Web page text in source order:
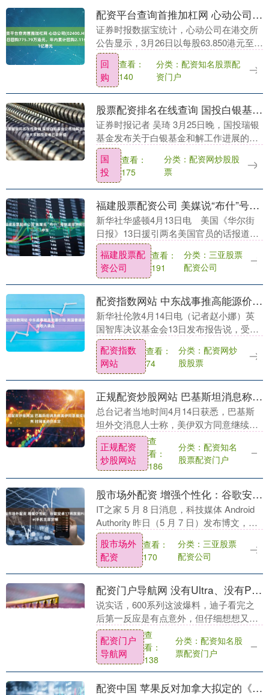
配资平台查询首推加杠网 心动公司(02400.HK)3月26日回购775.79万港元，年内累计回购2.11亿港元
证券时报数据宝统计，心动公司在港交所
公告显示，3月26日以每股63.850港元至
66.000港元的价格回购12.00万股，回购金
额达775.79万港元。该股当日....
回
购
查看：
140
分类：配资知名股票配
资门户
股票配资排名在线查询 国投白银基金公布和解进展 绝大多数投资者已获补偿
证券时报记者 吴琦 3月25日晚，国投瑞银
基金发布关于白银基金和解工作进展的公
告。 公告显示，自2026年2月26日“国投瑞
银白银基金”小程序上线至今已一个月，....
国
投
查看：
175
分类：配资网炒股股
票
福建股票配资公司 美媒说“布什”号绕道非洲前往中东
新华社华盛顿4月13日电 美国《华尔街
日报》13日援引两名美国官员的话报道
说，美军“布什”号航空母舰目前正在非洲
近海航行福建股票配资公司，前往中东参
加伊朗战事。....
福建股票配
资公司
查看：
191
分类：三亚股票
配资公司
配资指数网站 中东战事推高能源价格 英国普通家庭收入承压
新华社伦敦4月14日电（记者赵小娜）英
国智库决议基金会13日发布报告说，受中
东战事推高能源价格的影响，英国普通家
庭今年的收入预计将较战事爆发前下降，
居民生活水平....
配资指数
网站
查看：
74
分类：配资网炒
股股票
正规配资炒股网站 巴基斯坦消息称美伊同意继续谈判 时间地点仍未定
总台记者当地时间4月14日获悉，巴基斯
坦外交消息人士称，美伊双方同意继续谈
判正规配资炒股网站，但在下一轮谈判的
议程、目标、形式和地点方面仍存在分
歧。伊朗倾向于选....
正规配资
炒股网站
查
看：
186
分类：配资知名
股票配资门户
股市场外配资 增强个性化：谷歌安卓17将放宽Pixel手机主屏定制
IT之家 5 月 8 日消息，科技媒体 Android
Authority 昨日（5 月 7 日）发布博文，通
过挖掘 17 QPR1 Beta 2 更新股市场外....
股市场外
配资
查看：
170
分类：三亚股票
配资公司
配资门户导航网 没有Ultra、没有Pro Max，荣耀600系列最新爆料！
说实话，600系列这波爆料，迪子看完之
后第一反应是有点意外，但仔细想想又在
情理之中。 事情是这样的，有博主最近在
微博上放出了荣耀600系列的新消息，内
容不长，但....
配资门户
导航网
查
看：
138
分类：配资知名股
票配资门户
配资中国 苹果反对加拿大拟定的《C-22法案》，强调iPhone绝不设后门